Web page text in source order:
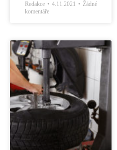
Redakce 4.11.2021
Žádné
komentáře